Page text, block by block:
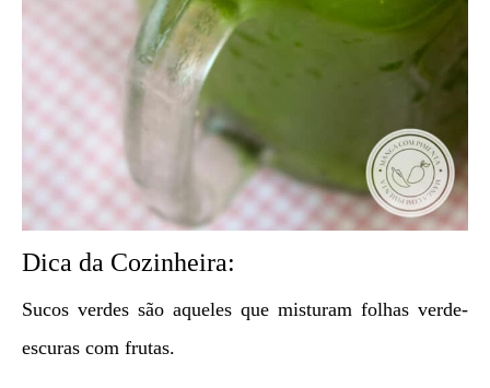
Dica da Cozinheira:
Sucos verdes são aqueles que misturam folhas verde-
escuras com frutas.